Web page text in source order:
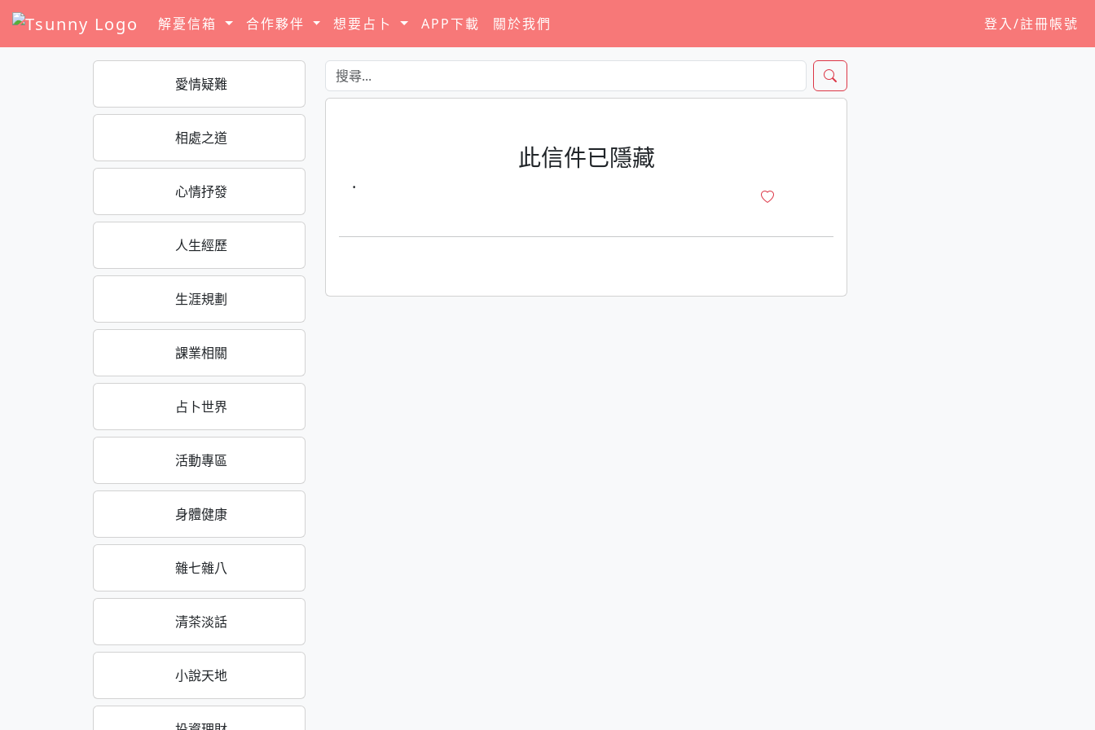
解憂信箱 合作夥伴 想要占卜 APP下載 關於我們 登入/註冊帳號
愛情疑難
相處之道
心情抒發
人生經歷
生涯規劃
課業相關
占卜世界
活動專區
身體健康
雜七雜八
清茶淡話
小說天地
此信件已隱藏
·